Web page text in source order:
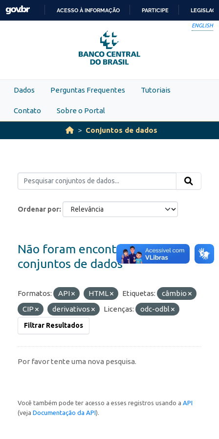
Skip to main content
PARA
O
CONTEÚDO
ACESSO À INFORMAÇÃO PARTICIPE
ENGLISH
Dados Perguntas Frequentes Tutoriais
Contato Sobre o Portal
Conjuntos de dados
Ordenar por
Não foram encontrados
conjuntos de dados
Formatos: API HTML Etiquetas:
câmbio
CIP
derivativos Licenças: odc-odbl
Filtrar Resultados
Por favor tente uma nova pesquisa.
Você também pode ter acesso a esses registros usando a API
(veja Documentação da API).